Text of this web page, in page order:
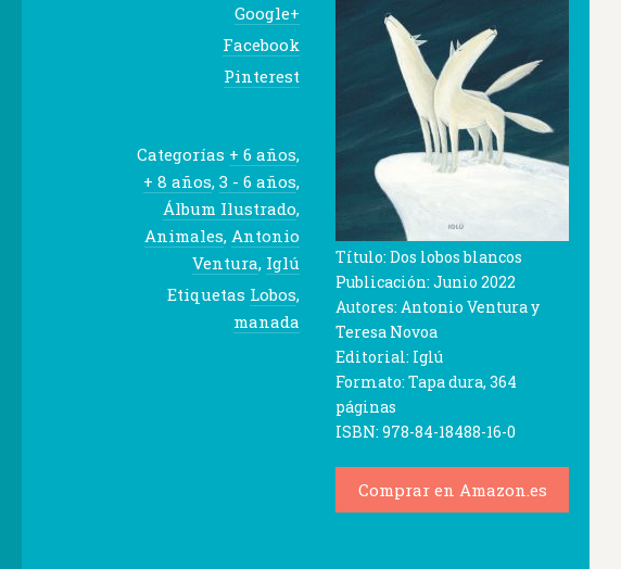
Google+
Facebook
Pinterest
Título: Dos lobos blancos
Publicación: Junio 2022
Autores: Antonio Ventura y
Teresa Novoa
Editorial: Iglú
Formato: Tapa dura, 364
páginas
ISBN: 978-84-18488-16-0
Comprar en Amazon.es
Categorías + 6 años,
+ 8 años, 3 - 6 años,
Álbum Ilustrado,
Animales, Antonio
Ventura, Iglú
Etiquetas Lobos,
manada